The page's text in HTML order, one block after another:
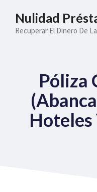
contenido
Nulidad
Recuperar El Dinero De
Póliza
Hoteles